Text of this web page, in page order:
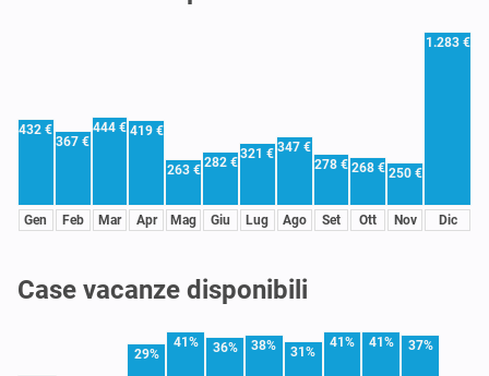
432 €
Gen
367 €
Feb
444 €
Mar
419 €
Apr
263 €
Mag
282 €
Giu
321 €
Lug
347 €
Ago
278 €
Set
268 €
Ott
250 €
Nov
1.283 €
Dic
Case vacanze disponibili
29%
41% 36% 38% 31%
41% 41% 37%